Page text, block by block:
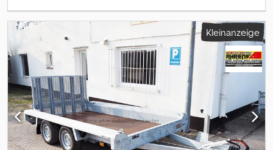
Kleinanzeige